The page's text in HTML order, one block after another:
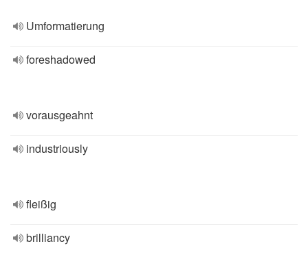
Umformatierung
foreshadowed
vorausgeahnt
industriously
fleißig
brilliancy